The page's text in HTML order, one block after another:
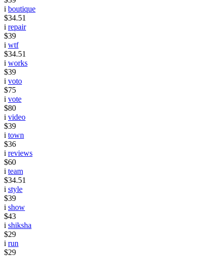
i boutique
$34.51
i repair
$39
i wtf
$34.51
i works
$39
i voto
$75
i vote
$80
i video
$39
i town
$36
i reviews
$60
i team
$34.51
i style
$39
i show
$43
i shiksha
$29
i run
$29